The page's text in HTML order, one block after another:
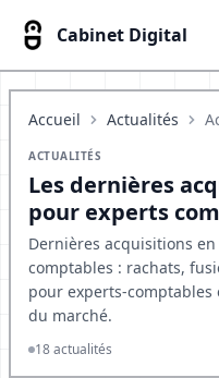
Cabinet Digital
Accueil Actualités
ACTUALITÉS
Les dernières
pour experts
Dernières acquisitions
comptables : rachats,
pour experts-comptables
du marché.
18 actualités